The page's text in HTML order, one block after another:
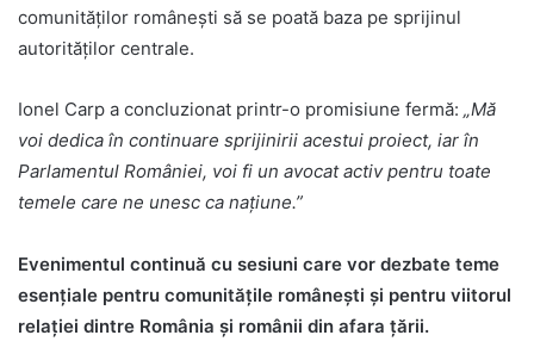
comunităților românești să se poată baza pe sprijinul
autorităților centrale.
Ionel Carp a concluzionat printr-o promisiune fermă: „Mă
voi dedica în continuare sprijinirii acestui proiect, iar în
Parlamentul României, voi fi un avocat activ pentru toate
temele care ne unesc ca națiune.”
Evenimentul continuă cu sesiuni care vor dezbate teme
esențiale pentru comunitățile românești și pentru viitorul
relației dintre România și românii din afara țării.